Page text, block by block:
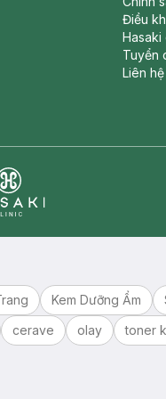
Điều
Hasaki
Tuyển
Liên hệ
Kem Dưỡng Ẩm
cerave olay toner